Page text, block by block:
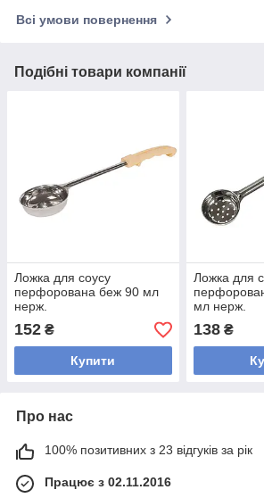
Всі умови повернення
Подібні товари компанії
Ложка для соусу
перфорована беж 90 мл
нерж.
152 ₴
Купити
Ложка для
мл нерж.
138₴
Про нас
100% позитивних з 23 відгуків за рік
Працює з 02.11.2016